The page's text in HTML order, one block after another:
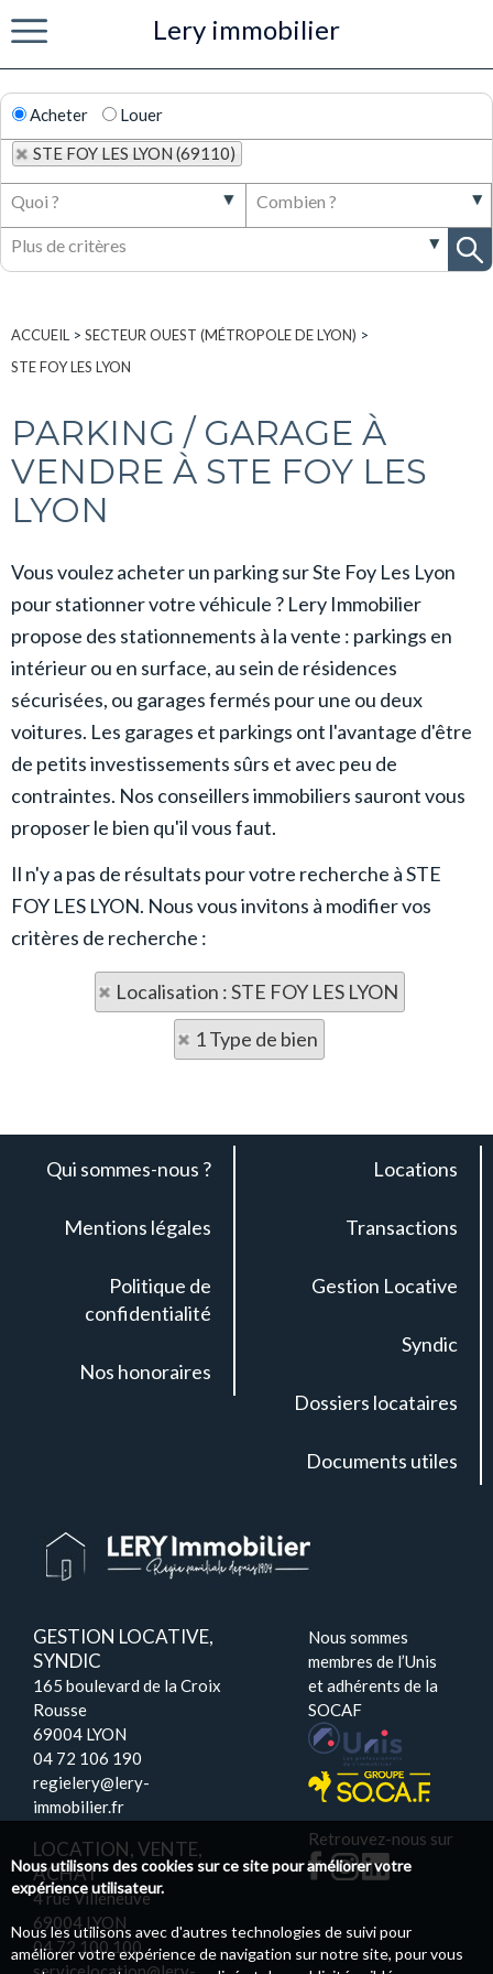
Lery immobilier
Acheter
Louer
STE FOY LES LYON (69110)
ACCUEIL > SECTEUR OUEST (MÉTROPOLE DE LYON) >
STE FOY LES LYON
PARKING / GARAGE À
VENDRE À STE FOY LES
LYON
Vous voulez acheter un parking sur Ste Foy Les Lyon
pour stationner votre véhicule ? Lery Immobilier
propose des stationnements à la vente : parkings en
intérieur ou en surface, au sein de résidences
sécurisées, ou garages fermés pour une ou deux
voitures. Les garages et parkings ont l'avantage d'être
de petits investissements sûrs et avec peu de
contraintes. Nos conseillers immobiliers sauront vous
proposer le bien qu'il vous faut.
Il n'y a pas de résultats pour votre recherche à STE
FOY LES LYON. Nous vous invitons à modifier vos
critères de recherche :
Localisation : STE FOY LES LYON
1 Type de bien
Qui sommes-nous ?
Mentions légales
Politique de
confidentialité
Nos honoraires
Locations
Transactions
Gestion Locative
Syndic
Dossiers locataires
Documents utiles
GESTION LOCATIVE,
SYNDIC
165 boulevard de la Croix
Rousse
69004 LYON
04 72 106 190
regielery@lery-
immobilier.fr
LOCATION, VENTE,
ACHAT
4 rue Villeneuve
69004 LYON
04 72 100 100
Nous sommes
membres de l’Unis
et adhérents de la
SOCAF
Retrouvez-nous sur
Nous utilisons des cookies sur ce site pour améliorer votre
expérience utilisateur.
Nous les utilisons avec d'autres technologies de suivi pour
améliorer votre expérience de navigation sur notre site, pour vous